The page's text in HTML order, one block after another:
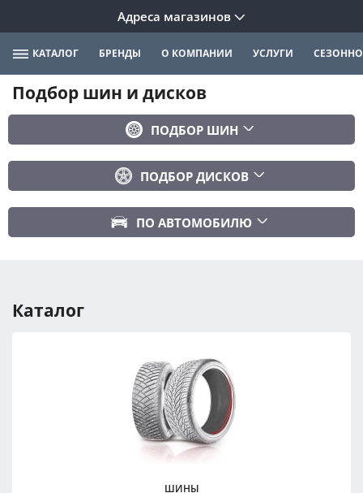
Адреса магазинов
КАТАЛОГ БРЕНДЫ О КОМПАНИИ УСЛУГИ
Подбор шин и дисков
ПОДБОР ШИН
Сбросить
ПОДБОР ДИСКОВ
ПОДОБРАТЬ
Сбросить
ПО АВТОМОБИЛЮ
Год авто
ПОДОБРАТЬ
Сбросить
Каталог
ШИНЫ